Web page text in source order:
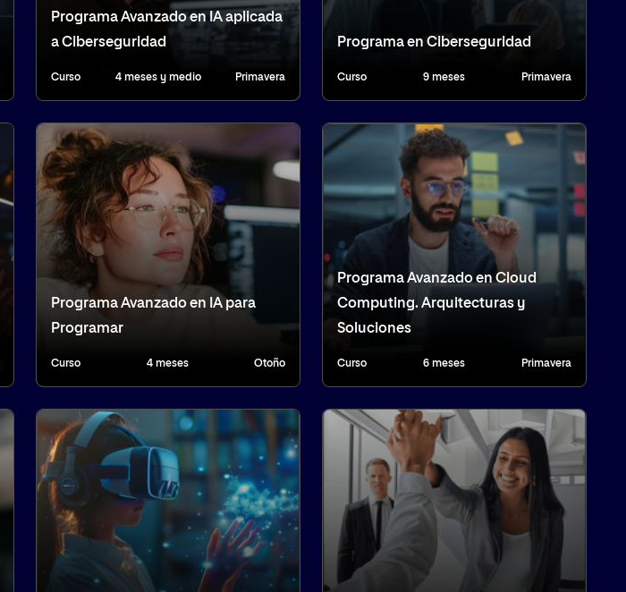
Programa Avanzado en IA aplicada
a Ciberseguridad
Curso 4 meses y medio Primavera
Programa en Ciberseguridad
Curso 9 meses Primavera
Programa Avanzado en IA para
Programar
Curso 4 meses Otoño
Programa Avanzado en Cloud
Computing. Arquitecturas y
Soluciones
Curso 6 meses Primavera